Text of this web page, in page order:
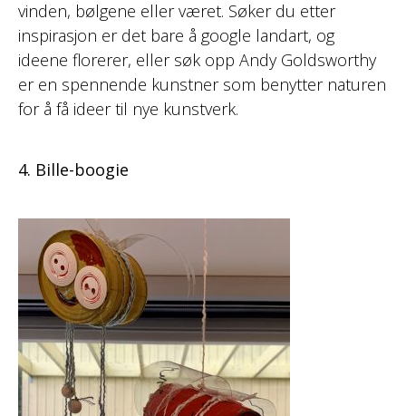
vinden, bølgene eller været. Søker du etter
inspirasjon er det bare å google landart, og
ideene florerer, eller søk opp Andy Goldsworthy
er en spennende kunstner som benytter naturen
for å få ideer til nye kunstverk.
4. Bille-boogie